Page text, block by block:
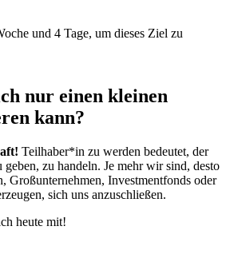
und 4 Tage, um dieses Ziel zu
nur einen kleinen
kann?
Teilhaber*in zu werden bedeutet, der
zu handeln. Je mehr wir sind, desto
Großunternehmen, Investmentfonds oder
sich uns anzuschließen.
heute mit!